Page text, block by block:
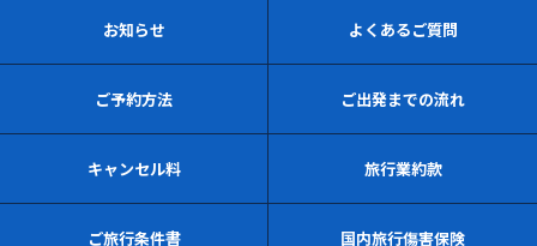
お知らせ よくあるご質問
ご予約方法 ご出発までの流れ
キャンセル料 旅行業約款
ご旅行条件書 国内旅行傷害保険